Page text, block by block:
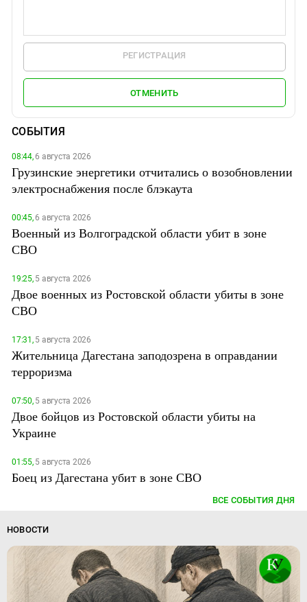
РЕГИСТРАЦИЯ
ОТМЕНИТЬ
СОБЫТИЯ
08:44,6 августа 2026
Грузинские энергетики отчитались о возобновлении
электроснабжения после блэкаута
00:45,6 августа 2026
Военный из Волгоградской области убит в зоне
СВО
19:25,5 августа 2026
Двое военных из Ростовской области убиты в зоне
СВО
17:31,5 августа 2026
Жительница Дагестана заподозрена в оправдании
терроризма
07:50,5 августа 2026
Двое бойцов из Ростовской области убиты на
Украине
01:55,5 августа 2026
Боец из Дагестана убит в зоне СВО
ВСЕ СОБЫТИЯ ДНЯ
НОВОСТИ